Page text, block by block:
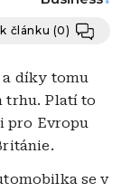
článku (0)
a díky tomu
trhu. Platí to
pro Evropu
se v